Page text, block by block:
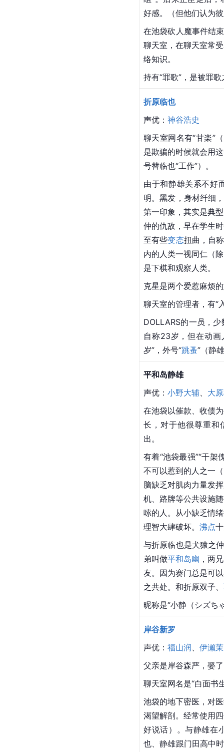
好感。（但他们认为
在池袋砍人魔事件结
聊天室，在聊天室常
络知识。
持有“罪歌”，是被罪
折原临也
声优： 神谷浩史
聊天室网名有“甘楽”
是欺骗的时候就会用
号替临也“工作”）。
由于和静雄关系不好
明。黑发，身材纤细
第一印象，其实是典
仲的仇敌，早在学生
至有些变态扭曲，自
内的人类一视同仁（
是下棋和观察人类。
克星是两个爱惹麻烦
聊天室的管理者，有“
DOLLARS的一员，
自称23岁，但在动画
岁”，外号“跳蚤”（静
平和岛静雄
声优： 小野大辅、 大
在池袋以催款、收债
长，对于他很尊重和
出。
有着“池袋最强”“干架
不可以惹到的人之一
脑缺乏对肌肉力量发
机、路牌等公共设施
嗦的人。从小缺乏情
理智大肆破坏。 沸点
与折原临也是犬猿之
弟叫做平和岛幽 ，两
友。因为赛门总是可
之共处。和折原双子、
昵称是“小静（シズち
岸谷新罗
声优： 福山润、 伊濑
父亲是岸谷森严，娶
聊天室网名是“白面书
池袋的地下密医，对
渴望解剖。经常使用
好说话）。与静雄在
也、静雄跟门田高中